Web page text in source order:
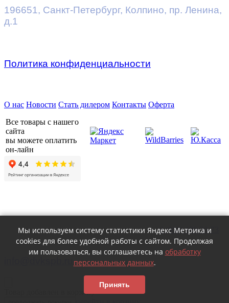
196651, Санкт-Петербург, Колпино, пр. Ленина,
д.1
Политика конфиденциальности
О нас Новости Стать дилером Контакты Оферта
Все товары с нашего
сайта
вы можете оплатить
он-лайн
8 (800) 100-30-73
пн — пт c 8:30 до 17:00
Товар добавлен в корзину
Мы используем систему статистики Яндекс Метрика и
cookies для более удобной работы с сайтом. Продолжая
им пользоваться, вы соглашаетесь на обработку
персональных данных.
Принять